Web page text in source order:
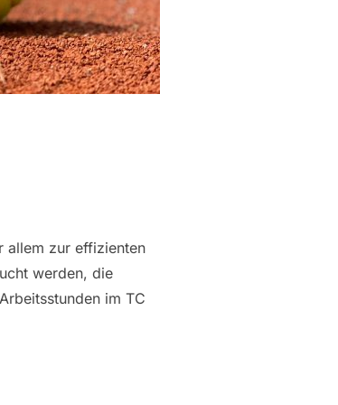
allem zur effizienten
werden, die
im TC